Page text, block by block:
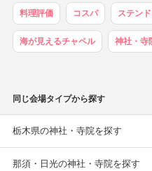
料理評価 コスパ ステン
海が見えるチャペル 神社・寺
同じ会場タイプから探す
栃木県の神社・寺院を探す
那須・日光の神社・寺院を探す